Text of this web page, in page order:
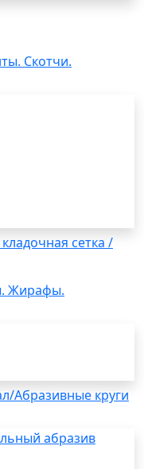
Скотчи.
сетка /
Жирафы.
Абразивные круги
абразив